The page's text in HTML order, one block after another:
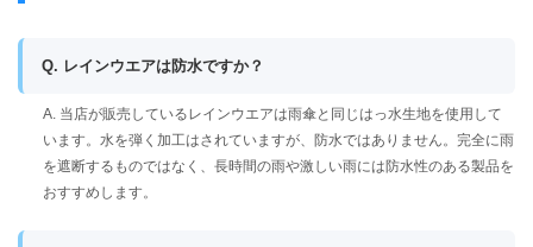
Q. レインウエアは防水ですか？
A. 当店が販売しているレインウエアは雨傘と同じはっ水生地を使用して
います。水を弾く加工はされていますが、防水ではありません。完全に雨
を遮断するものではなく、長時間の雨や激しい雨には防水性のある製品を
おすすめします。